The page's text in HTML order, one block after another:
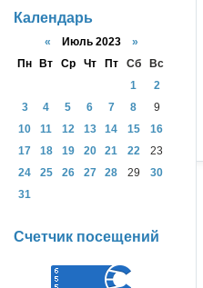
Календарь
« Июль 2023 »
Пн
Вт Ср Чт Пт Сб
Вс
1
2
3
4 5 6 7 8
9
10
11 12 13 14 15
16
17
18 19 20 21 22
23
24
25 26 27 28 29
30
31
Счетчик посещений